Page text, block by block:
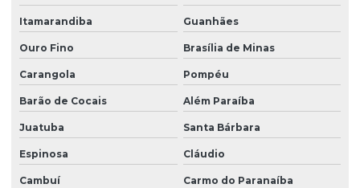
Itamarandiba Guanhães
Ouro Fino Brasília de Minas
Carangola Pompéu
Barão de Cocais Além Paraíba
Juatuba Santa Bárbara
Espinosa Cláudio
Cambuí Carmo do Paranaíba